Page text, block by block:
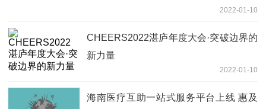
2022-01-10
CHEERS2022湛庐年度大会·突破边界的
新力量
2022-01-10
海南医疗互助一站式服务平台上线 惠及